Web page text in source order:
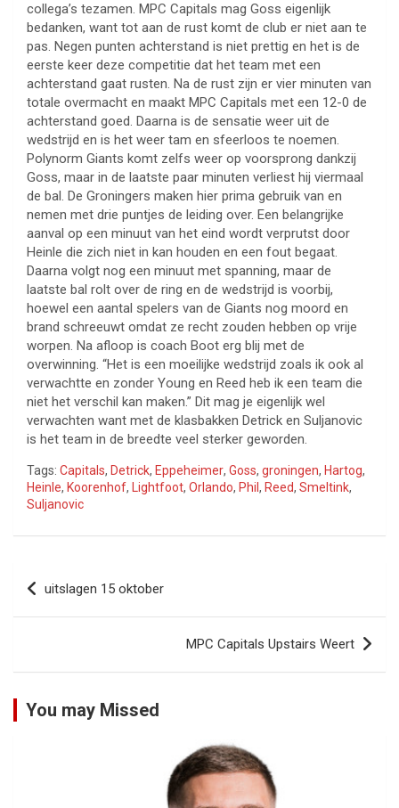
collega’s tezamen. MPC Capitals mag Goss eigenlijk
bedanken, want tot aan de rust komt de club er niet aan te
pas. Negen punten achterstand is niet prettig en het is de
eerste keer deze competitie dat het team met een
achterstand gaat rusten. Na de rust zijn er vier minuten van
totale overmacht en maakt MPC Capitals met een 12-0 de
achterstand goed. Daarna is de sensatie weer uit de
wedstrijd en is het weer tam en sfeerloos te noemen.
Polynorm Giants komt zelfs weer op voorsprong dankzij
Goss, maar in de laatste paar minuten verliest hij viermaal
de bal. De Groningers maken hier prima gebruik van en
nemen met drie puntjes de leiding over. Een belangrijke
aanval op een minuut van het eind wordt verprutst door
Heinle die zich niet in kan houden en een fout begaat.
Daarna volgt nog een minuut met spanning, maar de
laatste bal rolt over de ring en de wedstrijd is voorbij,
hoewel een aantal spelers van de Giants nog moord en
brand schreeuwt omdat ze recht zouden hebben op vrije
worpen. Na afloop is coach Boot erg blij met de
overwinning. “Het is een moeilijke wedstrijd zoals ik ook al
verwachtte en zonder Young en Reed heb ik een team die
niet het verschil kan maken.” Dit mag je eigenlijk wel
verwachten want met de klasbakken Detrick en Suljanovic
is het team in de breedte veel sterker geworden.
Tags: Capitals, Detrick, Eppeheimer, Goss, groningen, Hartog,
Heinle, Koorenhof, Lightfoot, Orlando, Phil , Reed, Smeltink,
Suljanovic
Bericht
navigatie
uitslagen 15 oktober
MPC Capitals Upstairs Weert
You may Missed